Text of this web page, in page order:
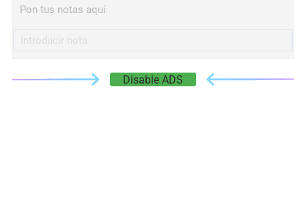
Pon tus notas aquí
Disable ADS